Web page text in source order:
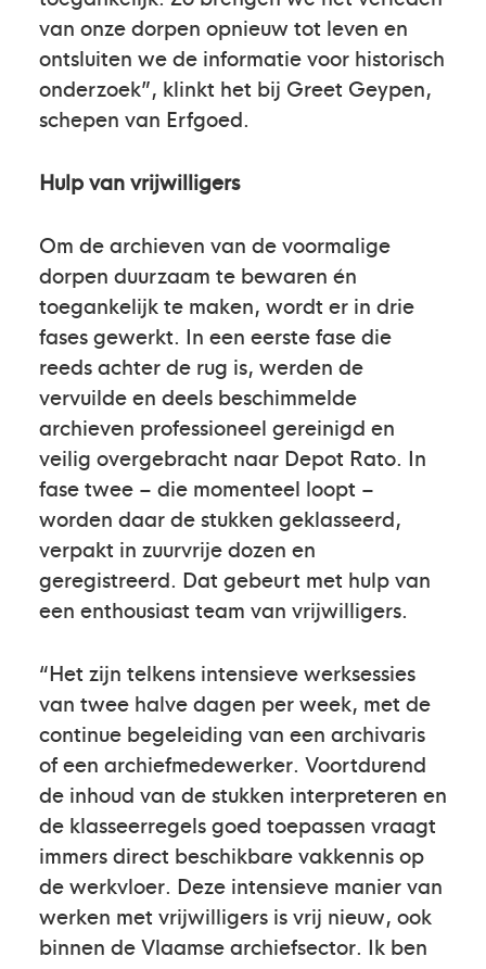
van onze dorpen opnieuw tot leven en
ontsluiten we de informatie voor historisch
onderzoek”, klinkt het bij Greet Geypen,
schepen van Erfgoed.
Hulp van vrijwilligers
Om de archieven van de voormalige
dorpen duurzaam te bewaren én
toegankelijk te maken, wordt er in drie
fases gewerkt. In een eerste fase die
reeds achter de rug is, werden de
vervuilde en deels beschimmelde
archieven professioneel gereinigd en
veilig overgebracht naar Depot Rato. In
fase twee – die momenteel loopt –
worden daar de stukken geklasseerd,
verpakt in zuurvrije dozen en
geregistreerd. Dat gebeurt met hulp van
een enthousiast team van vrijwilligers.
“Het zijn telkens intensieve werksessies
van twee halve dagen per week, met de
continue begeleiding van een archivaris
of een archiefmedewerker. Voortdurend
de inhoud van de stukken interpreteren en
de klasseerregels goed toepassen vraagt
immers direct beschikbare vakkennis op
de werkvloer. Deze intensieve manier van
werken met vrijwilligers is vrij nieuw, ook
binnen de Vlaamse archiefsector. Ik ben